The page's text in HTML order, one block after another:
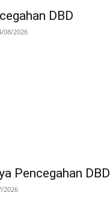
DBD
08/2026
Pencegahan DBD
2026